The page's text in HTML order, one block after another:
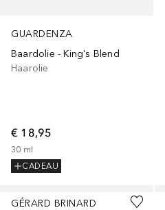
GUARDENZA
Baardolie - King's Blend
Haarolie
€ 18,95
30 ml
CADEAU
GÉRARD BRINARD